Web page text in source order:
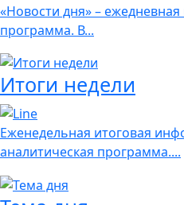
«Новости дня» –
программа. В...
Итоги недели
Еженедельная итоговая
аналитическая программа....